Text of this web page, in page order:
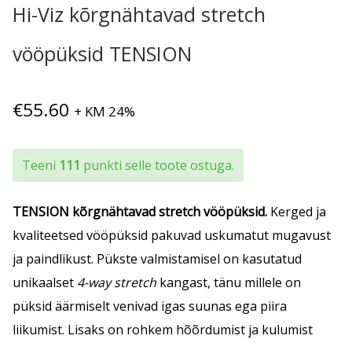
Hi-Viz kõrgnähtavad stretch
vööpüksid TENSION
€55.60 + KM 24%
Teeni 111 punkti selle toote ostuga.
TENSION kõrgnähtavad stretch vööpüksid. Kerged ja
kvaliteetsed vööpüksid pakuvad uskumatut mugavust
ja paindlikust. Pükste valmistamisel on kasutatud
unikaalset 4-way stretch kangast, tänu millele on
püksid äärmiselt venivad igas suunas ega piira
liikumist. Lisaks on rohkem hõõrdumist ja kulumist